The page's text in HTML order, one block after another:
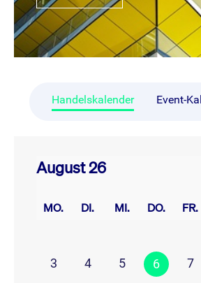
Handelskalender Event-
August 26
MO. DI. MI. DO. FR.
3
4 5 6 7